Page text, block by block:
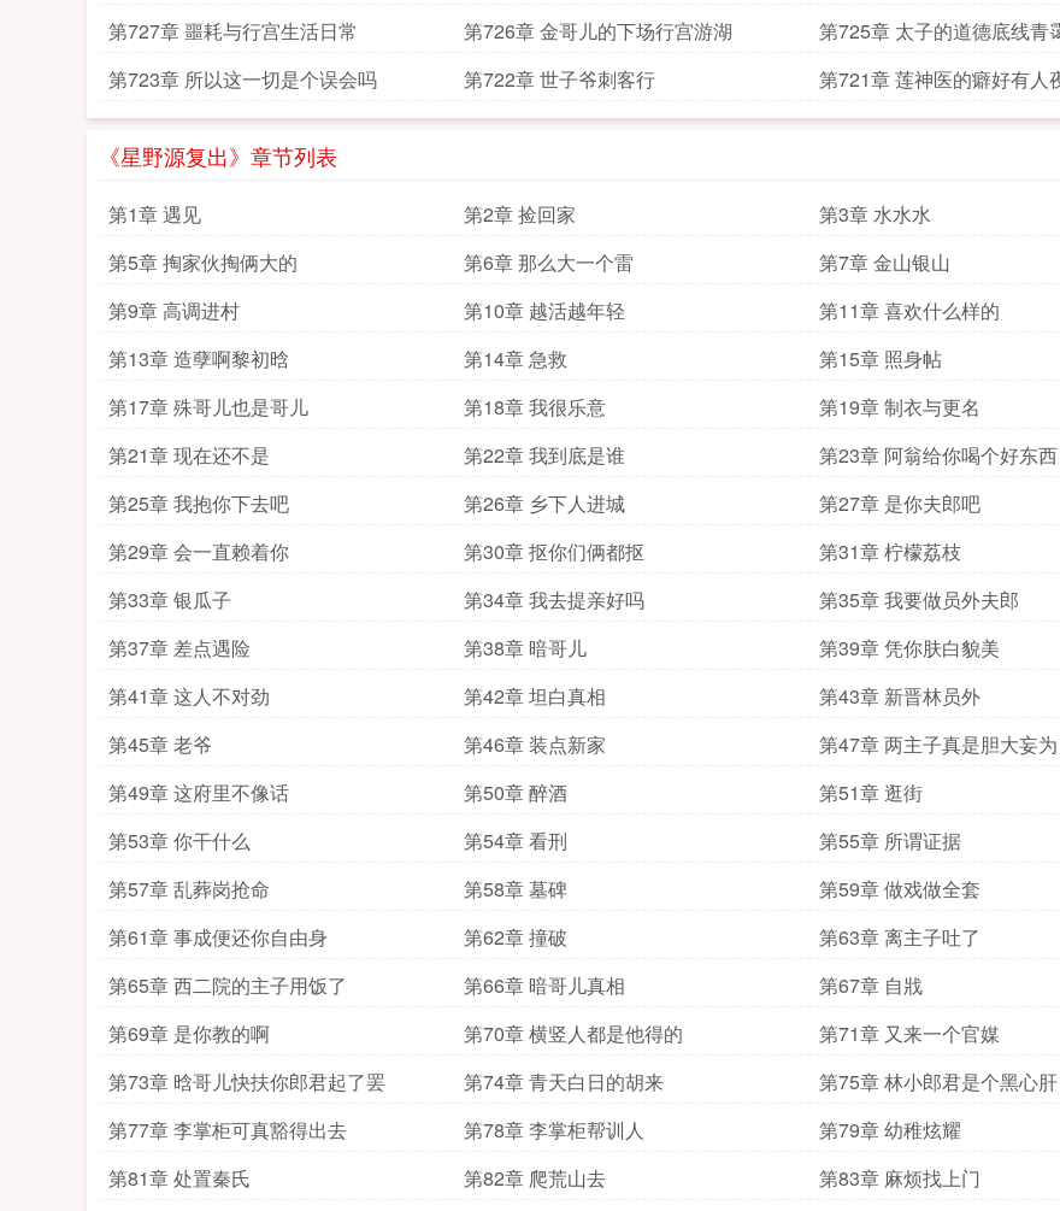
第727章 噩耗与行宫生活日常 第726章 金哥儿的下场行宫游湖 第725章 太子的道德底线青
第723章 所以这一切是个误会吗 第722章 世子爷刺客行 第721章 莲神医的癖好有人
《星野源复出》章节列表
第1章 遇见 第2章 捡回家 第3章 水水水
第5章 掏家伙掏俩大的
第6章 那么大一个雷 第7章 金山银山
第9章 高调进村
第10章 越活越年轻 第11章 喜欢什么样的
第13章 造孽啊黎初晗
第14章 急救 第15章 照身帖
第17章 殊哥儿也是哥儿
第18章 我很乐意 第19章 制衣与更名
第21章 现在还不是
第22章 我到底是谁 第23章 阿翁给你喝个好东西
第25章 我抱你下去吧
第26章 乡下人进城 第27章 是你夫郎吧
第29章 会一直赖着你
第30章 抠你们俩都抠 第31章 柠檬荔枝
第33章 银瓜子
第34章 我去提亲好吗 第35章 我要做员外夫郎
第37章 差点遇险
第38章 暗哥儿 第39章 凭你肤白貌美
第41章 这人不对劲
第42章 坦白真相 第43章 新晋林员外
第45章 老爷
第46章 装点新家 第47章 两主子真是胆大妄为
第49章 这府里不像话
第50章 醉酒 第51章 逛街
第53章 你干什么
第54章 看刑 第55章 所谓证据
第57章 乱葬岗抢命
第58章 墓碑 第59章 做戏做全套
第61章 事成便还你自由身
第62章 撞破 第63章 离主子吐了
第65章 西二院的主子用饭了
第66章 暗哥儿真相 第67章 自戕
第69章 是你教的啊
第70章 横竖人都是他得的 第71章 又来一个官媒
第73章 晗哥儿快扶你郎君起了罢
第74章 青天白日的胡来 第75章 林小郎君是个黑心肝
第77章 李掌柜可真豁得出去
第78章 李掌柜帮训人 第79章 幼稚炫耀
第81章 处置秦氏
第82章 爬荒山去 第83章 麻烦找上门